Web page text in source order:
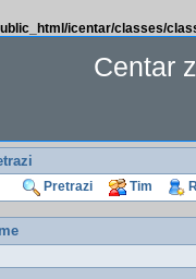
icentar/classes/
Centar
Pretrazi Tim